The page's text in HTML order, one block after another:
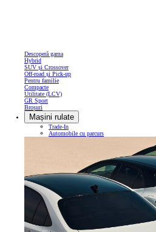
Descoperă gama
Hybrid
SUV și Crossover
Off-road și Pick-up
Pentru familie
Compacte
Utilitate (LCV)
GR Sport
Broșuri
Mașini rulate
Trade-In
Automobile cu parcurs